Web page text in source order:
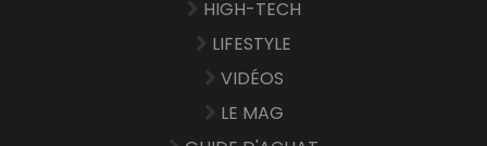
HIGH-TECH
LIFESTYLE
VIDÉOS
LE MAG